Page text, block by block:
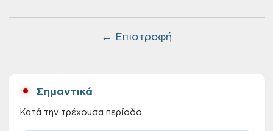
← Επιστροφή
Σημαντικά
Κατά την τρέχουσα περίοδο